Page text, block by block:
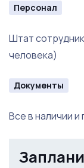
Персонал
Штат
человека)
Документы
Все в наличии